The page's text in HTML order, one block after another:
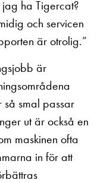
ha Tigercat?
och servicen
är otrolig.”
är
smal passar
ut är också en
maskinen ofta
in för att